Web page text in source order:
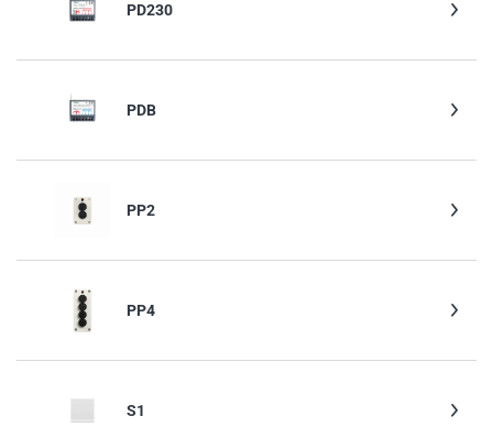
PD230
PDB
PP2
PP4
S1